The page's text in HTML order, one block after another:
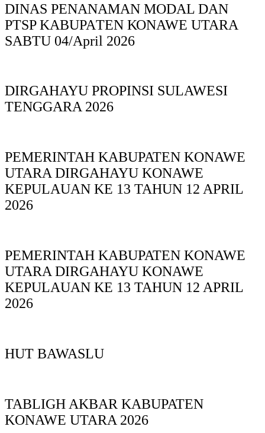
DINAS PΕΝΑΝΑΜAN MODAL DAN
PTSP KABUPAΤΕΝ ΚΟNAWE UTARA
SABTU 04/April 2026
DIRGAHAYU PROPINSI SULAWESI
TENGGARA 2026
PEMERINTAH KABUPATEN KONAWE
UTARA DIRGAHAYU KONAWE
KEPULAUAN KE 13 TAHUN 12 APRIL
2026
PEMERINTAH KABUPATEN KONAWE
UTARA DIRGAHAYU KONAWE
KEPULAUAN KE 13 TAHUN 12 APRIL
2026
HUT BAWASLU
TABLIGH AKBAR KABUPATEN
KONAWE UTARA 2026